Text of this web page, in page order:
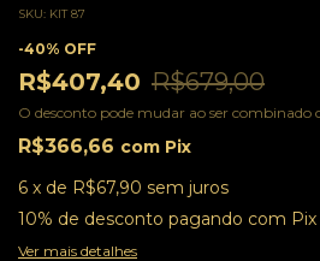
SKU: KIT 87
-40% OFF
R$407,40 R$679,00
O desconto pode mudar ao ser combinado
R$366,66 com Pix
6 x de R$67,90 sem juros
10% de desconto pagando com Pix
Ver mais detalhes